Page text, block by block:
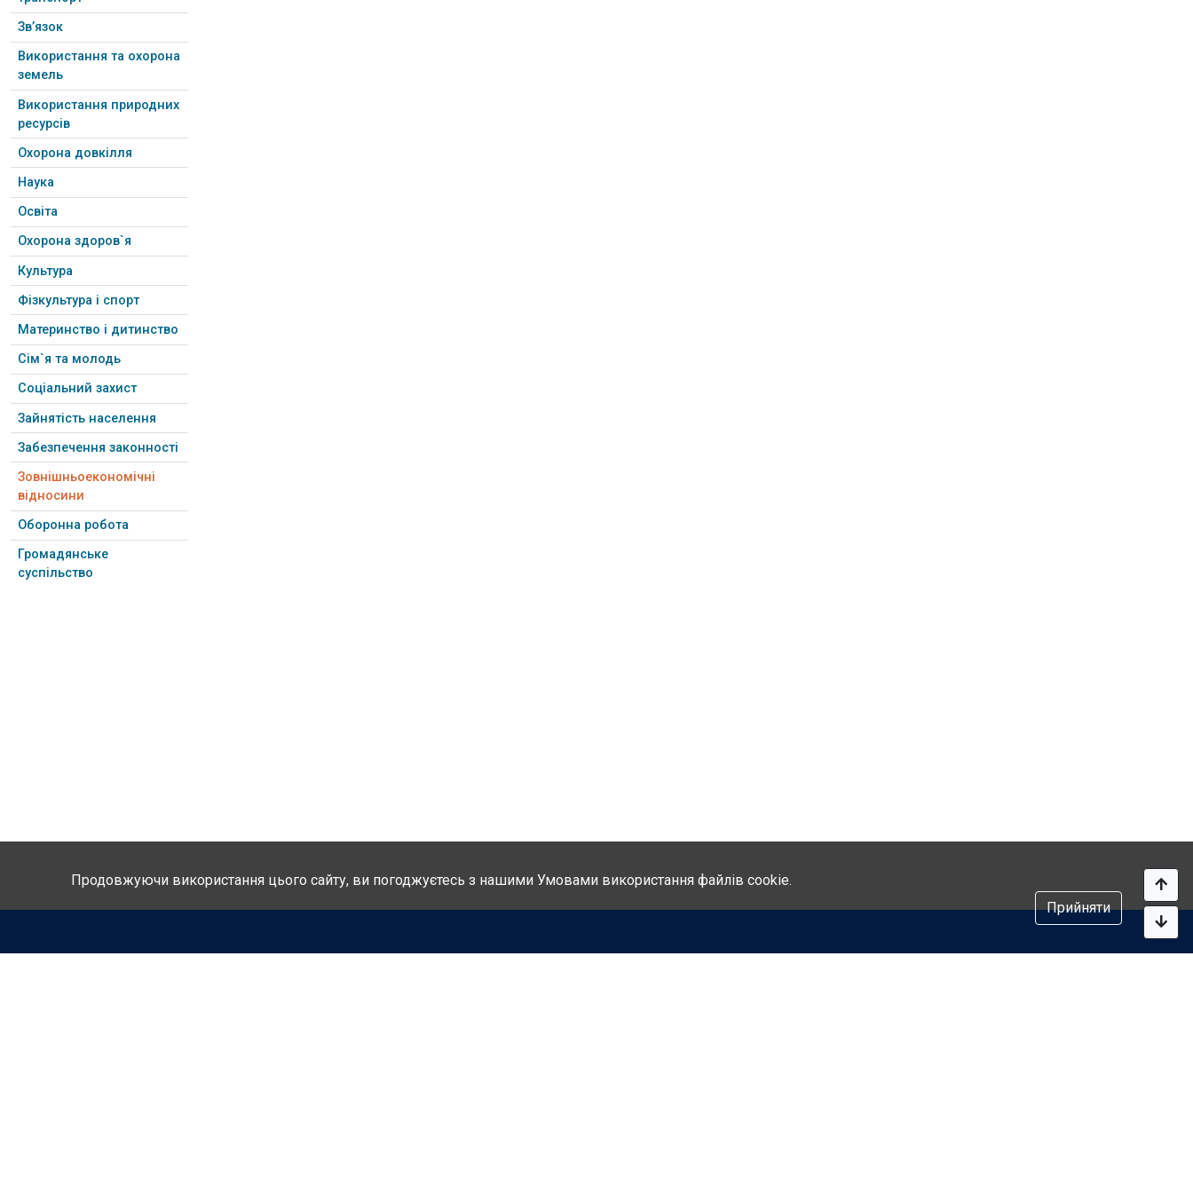
Зв’язок
Використання та охорона
земель
Використання природних
ресурсів
Охорона довкілля
Наука
Освіта
Охорона здоров`я
Культура
Фізкультура і спорт
Материнство і дитинство
Сім`я та молодь
Соціальний захист
Зайнятість населення
Забезпечення законності
Зовнішньоекономічні
відносини
Оборонна робота
Громадянське
суспільство
Продовжуючи використання цього сайту, ви погоджуєтесь з нашими Умовами використання файлів cookie.
Прийняти